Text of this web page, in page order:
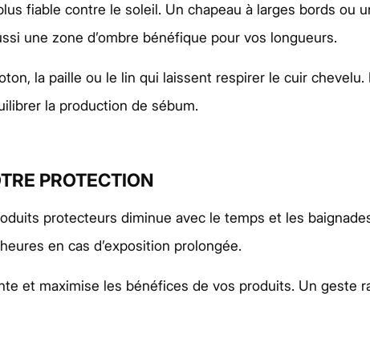
fiable contre le soleil. Un chapeau à larges bords ou
une zone d’ombre bénéfique pour vos longueurs.
la paille ou le lin qui laissent respirer le cuir
la production de sébum.
PROTECTION
protecteurs diminue avec le temps et les
en cas d’exposition prolongée.
et maximise les bénéfices de vos produits. Un geste